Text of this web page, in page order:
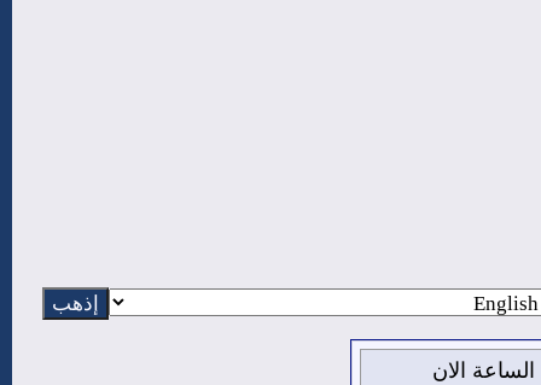
6 من اغسطس 2026 , الساعة الان